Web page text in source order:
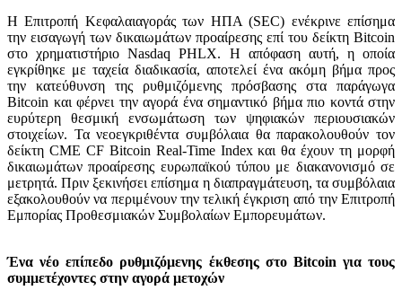
Η Επιτροπή Κεφαλαιαγοράς των ΗΠΑ (SEC) ενέκρινε επίσημα
την εισαγωγή των δικαιωμάτων προαίρεσης επί του δείκτη Bitcoin
στο χρηματιστήριο Nasdaq PHLX. Η απόφαση αυτή, η οποία
εγκρίθηκε με ταχεία διαδικασία, αποτελεί ένα ακόμη βήμα προς
την κατεύθυνση της ρυθμιζόμενης πρόσβασης στα παράγωγα
Bitcoin και φέρνει την αγορά ένα σημαντικό βήμα πιο κοντά στην
ευρύτερη θεσμική ενσωμάτωση των ψηφιακών περιουσιακών
στοιχείων. Τα νεοεγκριθέντα συμβόλαια θα παρακολουθούν τον
δείκτη CME CF Bitcoin Real-Time Index και θα έχουν τη μορφή
δικαιωμάτων προαίρεσης ευρωπαϊκού τύπου με διακανονισμό σε
μετρητά. Πριν ξεκινήσει επίσημα η διαπραγμάτευση, τα συμβόλαια
εξακολουθούν να περιμένουν την τελική έγκριση από την Επιτροπή
Εμπορίας Προθεσμιακών Συμβολαίων Εμπορευμάτων.
Ένα νέο επίπεδο ρυθμιζόμενης έκθεσης στο Bitcoin για τους
συμμετέχοντες στην αγορά μετοχών